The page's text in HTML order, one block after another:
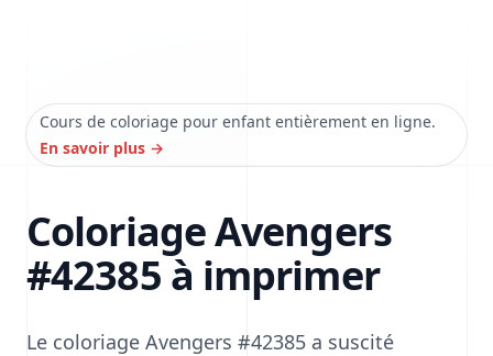
Cours de coloriage pour enfant entièrement en ligne.
En savoir plus →
Coloriage Avengers
#42385 à imprimer
Le coloriage Avengers #42385 a suscité